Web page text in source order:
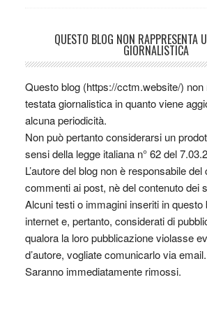
QUESTO BLOG NON RAPPRESENTA
GIORNALISTICA
Questo blog (https://cctm.website/) non
testata giornalistica in quanto viene
alcuna periodicità.
Non può pertanto considerarsi un
sensi della legge italiana n° 62 del
L’autore del blog non è responsabile
commenti ai post, nè del contenuto dei
Alcuni testi o immagini inseriti in questo
internet e, pertanto, considerati di
qualora la loro pubblicazione violasse
d’autore, vogliate comunicarlo via email.
Saranno immediatamente rimossi.